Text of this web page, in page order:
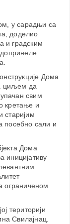
у сарадњи са
доделио
и градским
Дома
циљем да
свим
кретање и
старијим
посебно сали и
Дома
иницијативу
ограниченом
територији
Свилајнац.